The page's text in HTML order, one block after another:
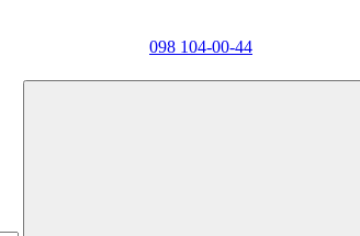
098 104-00-44